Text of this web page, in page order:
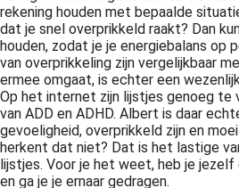
rekening houden met bepaalde
dat je snel overprikkeld raakt? Dan
houden, zodat je je energiebalans op
van overprikkeling zijn vergelijkbaar
ermee omgaat, is echter een
Op het internet zijn lijstjes genoeg te
van ADD en ADHD. Albert is daar
gevoeligheid, overprikkeld zijn en
herkent dat niet? Dat is het lastige
lijstjes. Voor je het weet, heb je
en ga je je ernaar gedragen.